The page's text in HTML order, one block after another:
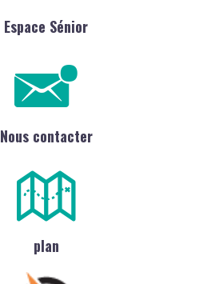
Espace Sénior
Nous contacter
plan